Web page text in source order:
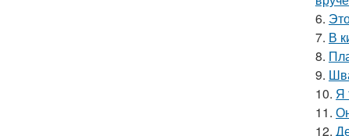
6.
7. В
8.
9.
10. Я
11.
12.